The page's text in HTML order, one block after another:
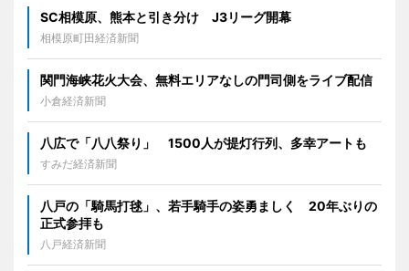
SC相模原、熊本と引き分け J3リーグ開幕
相模原町田経済新聞
関門海峡花火大会、無料エリアなしの門司側をライブ配信
小倉経済新聞
八広で「八八祭り」 1500人が提灯行列、多幸アートも
すみだ経済新聞
八戸の「騎馬打毬」、若手騎手の姿勇ましく 20年ぶりの
正式参拝も
八戸経済新聞